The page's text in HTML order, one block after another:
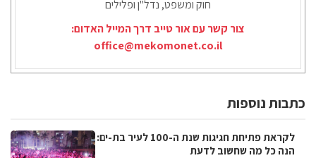
חוק ומשפט, נדל"ן ופלילים
צור קשר עם אור טייב דרך המייל האדום:
office@mekomonet.co.il
כתבות נוספות
לקראת פתיחת חגיגות שנת ה-100 לעיר בת-ים:
הנה כל מה שחשוב לדעת